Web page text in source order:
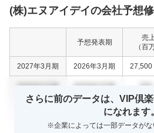
(株)エヌアイデイの会社予想
予想発表期
売
（百
2027年3月期 2026年3月期 27,500
0000年0月期 0000年0月期 000
0000年0月期 000
0000年0月期 0000年0月期 000
さらに前のデータは、VIP倶
になれます
※企業によっては一部データがな